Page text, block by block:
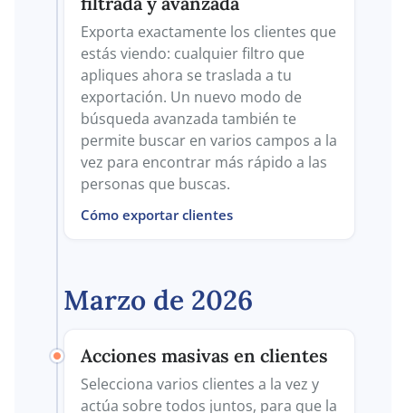
Exporta exactamente los clientes que
estás viendo: cualquier filtro que
apliques ahora se traslada a tu
exportación. Un nuevo modo de
búsqueda avanzada también te
permite buscar en varios campos a la
vez para encontrar más rápido a las
personas que buscas.
Cómo exportar clientes
Marzo de 2026
Acciones masivas en clientes
Selecciona varios clientes a la vez y
actúa sobre todos juntos, para que la